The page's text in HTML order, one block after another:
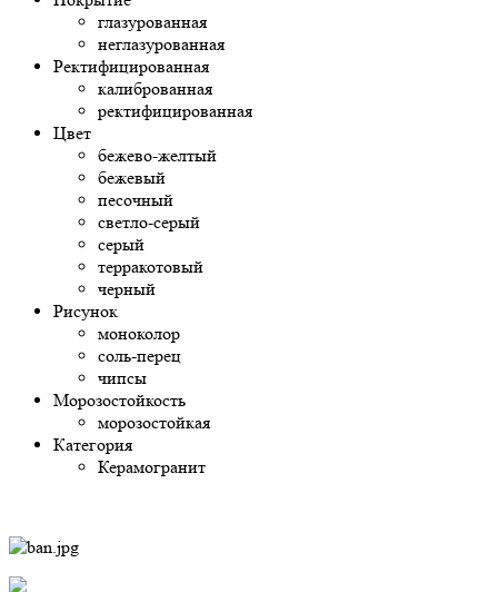
глазурованная
неглазурованная
Ректифицированная
калиброванная
ректифицированная
Цвет
бежево-желтый
бежевый
песочный
светло-серый
серый
терракотовый
черный
Рисунок
моноколор
соль-перец
чипсы
Морозостойкость
морозостойкая
Категория
Керамогранит